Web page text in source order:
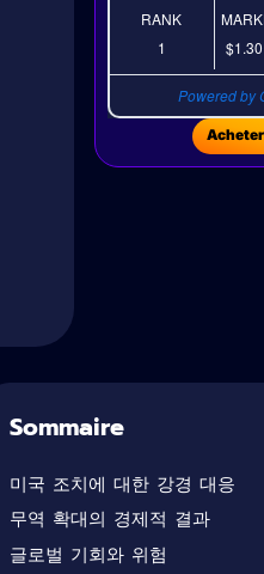
RANK
1
Powered by
Sommaire
미국 조치에 대한 강경 대응
무역 확대의 경제적 결과
글로벌 기회와 위험